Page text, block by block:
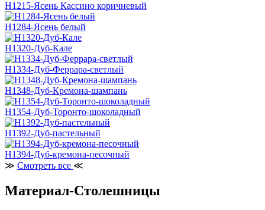
H1215-Ясень Кассино коричневый
H1284-Ясень белый
H1320-Дуб-Кале
H1334-Дуб-Феррара-светлый
H1348-Дуб-Кремона-шампань
H1354-Дуб-Торонто-шоколадный
H1392-Дуб-пастельный
H1394-Дуб-кремона-песочный
≫ Смотреть все ≪
Материал-Столешницы